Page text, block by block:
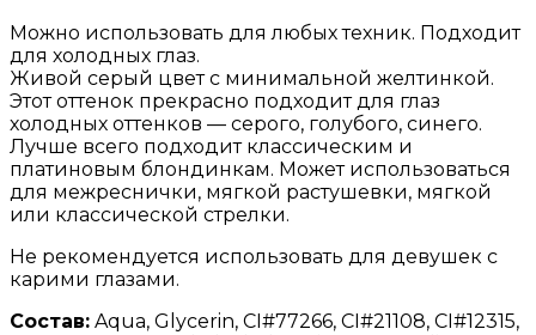
Можно использовать для любых техник. Подходит
для холодных глаз.
Живой серый цвет с минимальной желтинкой.
Этот оттенок прекрасно подходит для глаз
холодных оттенков — серого, голубого, синего.
Лучше всего подходит классическим и
платиновым блондинкам. Может использоваться
для межреснички, мягкой растушевки, мягкой
или классической стрелки.
Не рекомендуется использовать для девушек с
карими глазами.
Состав: Aqua, Glycerin, CI#77266, CI#21108, CI#12315,